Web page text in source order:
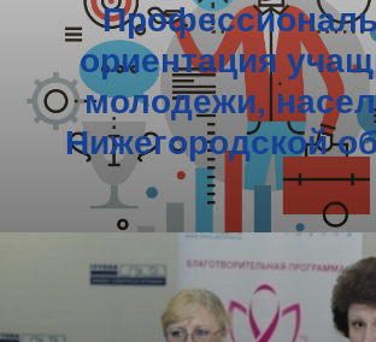
ориентация
молодежи,
Нижегородской